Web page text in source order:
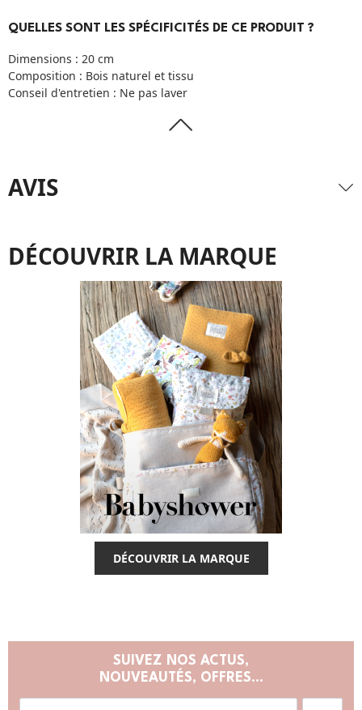
QUELLES SONT LES SPÉCIFICITÉS DE CE PRODUIT ?
Dimensions : 20 cm
Composition : Bois naturel et tissu
Conseil d'entretien : Ne pas laver
AVIS
DÉCOUVRIR LA MARQUE
DÉCOUVRIR LA MARQUE
SUIVEZ NOS ACTUS,
NOUVEAUTÉS, OFFRES...